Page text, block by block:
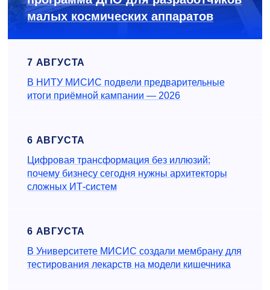
малых космических аппаратов
7 АВГУСТА
В НИТУ МИСИС подвели предварительные
итоги приёмной кампании — 2026
6 АВГУСТА
Цифровая трансформация без иллюзий:
почему бизнесу сегодня нужны архитекторы
сложных ИТ-систем
6 АВГУСТА
В Университете МИСИС создали мембрану для
тестирования лекарств на модели кишечника